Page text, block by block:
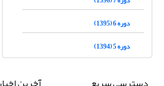
دوره 6 (1395)
دوره 5 (1394)